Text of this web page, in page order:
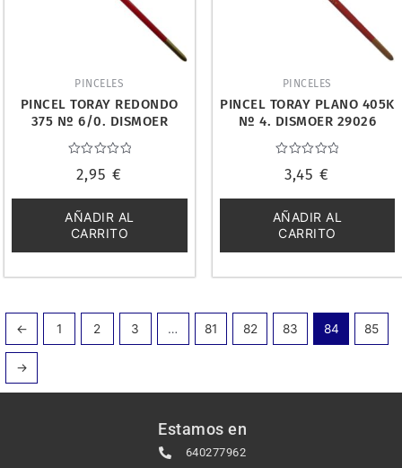
PINCELES
PINCEL TORAY REDONDO
375 Nº 6/0. DISMOER
29014
con
de
5
2,95€
AÑADIR AL
CARRITO
PINCELES
PINCEL TORAY PLANO 405K
Nº 4. DISMOER 29026
con
de
5
3,45€
AÑADIR AL
CARRITO
← 1 2 3 … 81 82 83 84 85
→
Estamos en
640277962